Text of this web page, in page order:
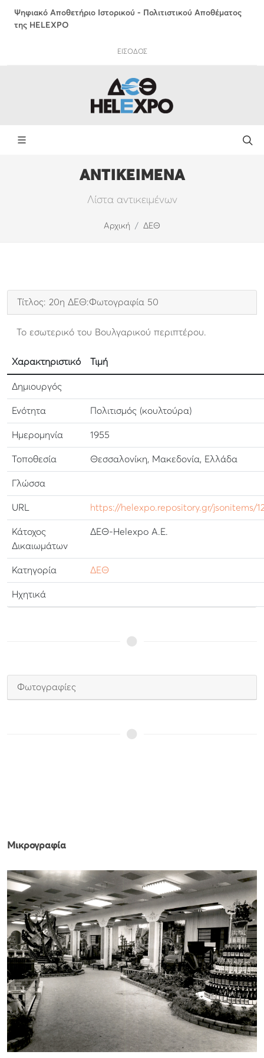
Ψηφιακό Αποθετήριο Ιστορικού - Πολιτιστικού Αποθέματος
της HELEXPO
ΕΙΣΟΔΟΣ
ΑΝΤΙΚΕΙΜΕΝΑ
Λίστα αντικειμένων
Αρχική ΔΕΘ
Τίτλος: 20η ΔΕΘ:Φωτογραφία 50
Το εσωτερικό του Βουλγαρικού περιπτέρου.
Χαρακτηριστικό Τιμή
Δημιουργός
Ενότητα Πολιτισμός (κουλτούρα)
Ημερομηνία 1955
Τοποθεσία Θεσσαλονίκη, Μακεδονία, Ελλάδα
Γλώσσα
URL https://helexpo.repository.gr/jsonitems/
Κάτοχος
Δικαιωμάτων
ΔΕΘ-Helexpo Α.Ε.
Κατηγορία ΔΕΘ
Ηχητικά
Φωτογραφίες
Μικρογραφία